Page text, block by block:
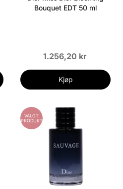
Bouquet EDT 50 ml
1.256,20 kr
Kjøp
VALGT
PRODUKT